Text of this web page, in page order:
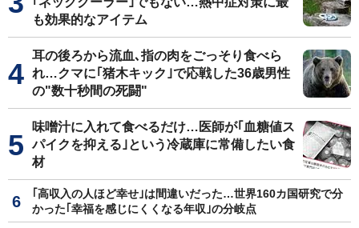
も効果的なアイテム
耳の後ろから流血､指の肉をごっそり食べら
れ…クマに｢猪木キック｣で応戦した36歳男性
の"数十秒間の死闘"
味噌汁に入れて食べるだけ…医師が｢血糖値ス
パイクを抑える｣という冷蔵庫に常備したい食
材
｢高収入の人ほど幸せ｣は間違いだった…世界160カ国研究で分
かった｢幸福を感じにくくなる年収｣の分岐点